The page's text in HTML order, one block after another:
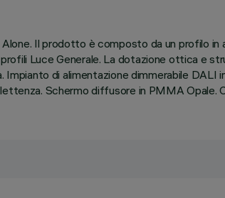
Il prodotto è composto da un profilo
Luce Generale. La dotazione ottica e
di alimentazione dimmerabile DALI
Schermo diffusore in PMMA Opale.